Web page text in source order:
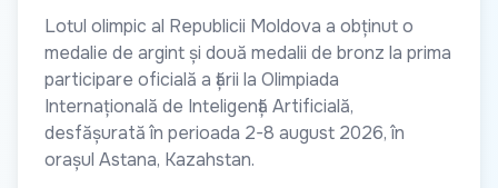
Lotul olimpic al Republicii Moldova a obținut o
medalie de argint și două medalii de bronz la prima
participare oficială a țării la Olimpiada
Internațională de Inteligență Artificială,
desfășurată în perioada 2-8 august 2026, în
orașul Astana, Kazahstan.